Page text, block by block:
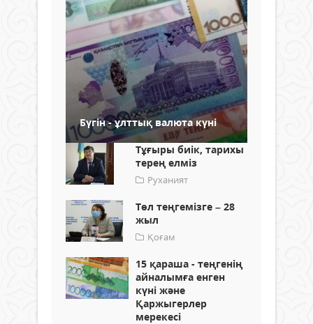
Бүгін - ұлттық валюта күні
Тұғыры биік, тарихы
терең елміз
Руханият
Төл теңгемізге – 28
жыл
Қоғам
15 қараша - теңгенің
айналымға енген
күні және
Қаржыгерлер
мерекесі